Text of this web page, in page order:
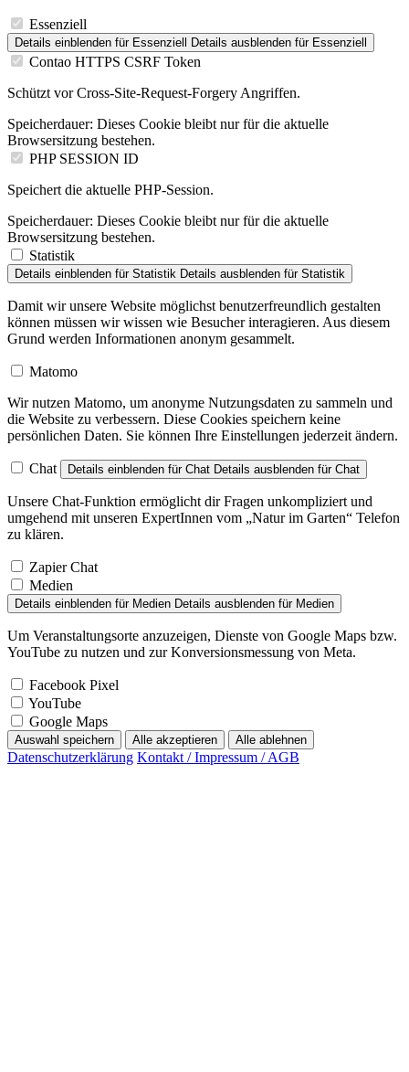
Essenziell
Details einblenden für Essenziell Details ausblenden für Essenziell
Contao HTTPS CSRF Token
Schützt vor Cross-Site-Request-Forgery Angriffen.
Speicherdauer: Dieses Cookie bleibt nur für die aktuelle
Browsersitzung bestehen.
PHP SESSION ID
Speichert die aktuelle PHP-Session.
Speicherdauer: Dieses Cookie bleibt nur für die aktuelle
Browsersitzung bestehen.
Statistik
Details einblenden für Statistik Details ausblenden für Statistik
Damit wir unsere Website möglichst benutzerfreundlich gestalten
können müssen wir wissen wie Besucher interagieren. Aus diesem
Grund werden Informationen anonym gesammelt.
Matomo
Wir nutzen Matomo, um anonyme Nutzungsdaten zu sammeln und
die Website zu verbessern. Diese Cookies speichern keine
persönlichen Daten. Sie können Ihre Einstellungen jederzeit ändern.
Chat Details einblenden für Chat Details ausblenden für Chat
Unsere Chat-Funktion ermöglicht dir Fragen unkompliziert und
umgehend mit unseren ExpertInnen vom „Natur im Garten“ Telefon
zu klären.
Zapier Chat
Medien
Details einblenden für Medien Details ausblenden für Medien
Um Veranstaltungsorte anzuzeigen, Dienste von Google Maps bzw.
YouTube zu nutzen und zur Konversionsmessung von Meta.
Facebook Pixel
YouTube
Google Maps
Auswahl speichern Alle akzeptieren Alle ablehnen
Datenschutzerklärung Kontakt / Impressum / AGB